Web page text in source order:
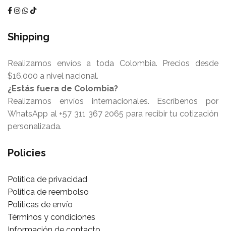
Shipping
Realizamos envíos a toda Colombia. Precios desde
$16.000 a nivel nacional.
¿Estás fuera de Colombia?
Realizamos envíos internacionales. Escríbenos por
WhatsApp al +57 311 367 2065 para recibir tu cotización
personalizada.
Policies
Política de privacidad
Política de reembolso
Políticas de envío
Términos y condiciones